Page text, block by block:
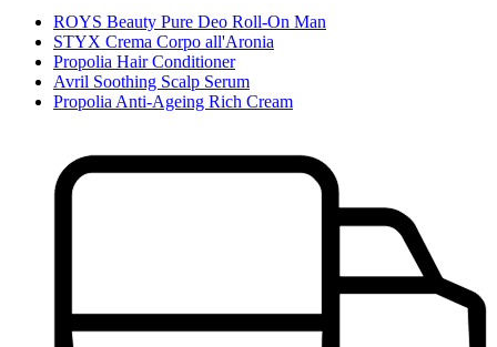
ROYS Beauty Pure Deo Roll-On Man
STYX Crema Corpo all'Aronia
Propolia Hair Conditioner
Avril Soothing Scalp Serum
Propolia Anti-Ageing Rich Cream